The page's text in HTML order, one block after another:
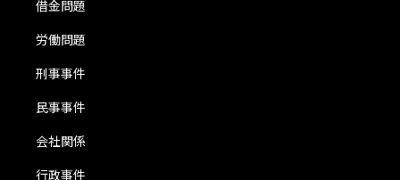
借金問題
労働問題
刑事事件
民事事件
会社関係
行政事件